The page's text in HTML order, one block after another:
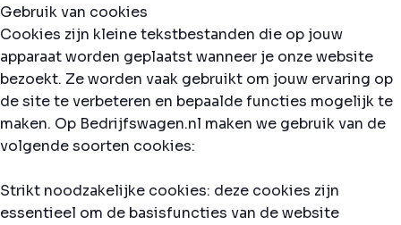
Gebruik van cookies
Cookies zijn kleine tekstbestanden die op jouw
apparaat worden geplaatst wanneer je onze website
bezoekt. Ze worden vaak gebruikt om jouw ervaring op
de site te verbeteren en bepaalde functies mogelijk te
maken. Op Bedrijfswagen.nl maken we gebruik van de
volgende soorten cookies:
Strikt noodzakelijke cookies: deze cookies zijn
essentieel om de basisfuncties van de website